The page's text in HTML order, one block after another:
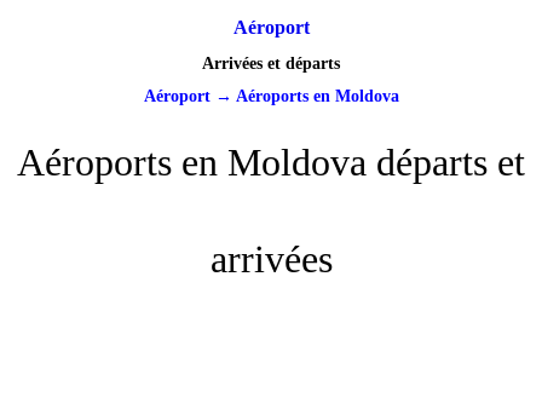
Aéroport
Arrivées et départs
Aéroport→ Aéroports en Moldova
Aéroports en Moldova départs et
arrivées